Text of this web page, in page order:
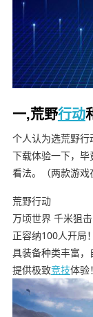
一,荒野行动
个人认为选荒野
下载体验一下，
看法。（两款游戏
荒野行动
万顷世界 千米狙
正容纳100人开局
具装备种类丰富，
提供极致竞技体验！